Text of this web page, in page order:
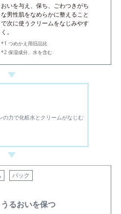
おいを与え、保ち、ごわつきがち
な男性肌をなめらかに整えること
で次に使うクリームをなじみやす
く。
つめかえ用旧品比
保湿成分、水を含む
の力で化粧水とクリームがなじむ
パック
うるおいを保つ